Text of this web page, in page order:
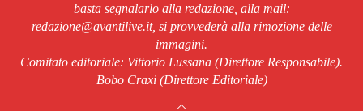
basta segnalarlo alla redazione, alla mail:
redazione@avantilive.it, si provvederà alla rimozione delle
immagini.
Comitato editoriale: Vittorio Lussana (Direttore Responsabile).
Bobo Craxi (Direttore Editoriale)